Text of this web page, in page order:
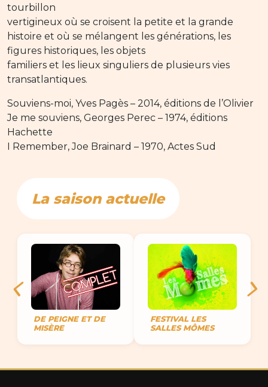
tourbillon
vertigineux où se croisent la petite et la grande
histoire et où se mélangent les générations, les
figures historiques, les objets
familiers et les lieux singuliers de plusieurs vies
transatlantiques.
Souviens-moi, Yves Pagès – 2014, éditions de l’Olivier
Je me souviens, Georges Perec – 1974, éditions
Hachette
I Remember, Joe Brainard – 1970, Actes Sud
La saison actuelle
DE PEIGNE ET DE
MISÈRE
FESTIVAL LES
SALLES MÔMES